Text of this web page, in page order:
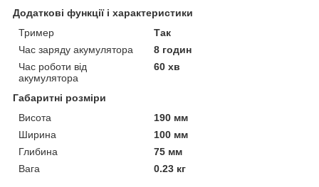
Додаткові функції і характеристики
Тример
Так
Час заряду акумулятора
8 годин
Час роботи від
акумулятора
60 хв
Габаритні розміри
Висота
190 мм
Ширина
100 мм
Глибина
75 мм
Вага
0.23 кг